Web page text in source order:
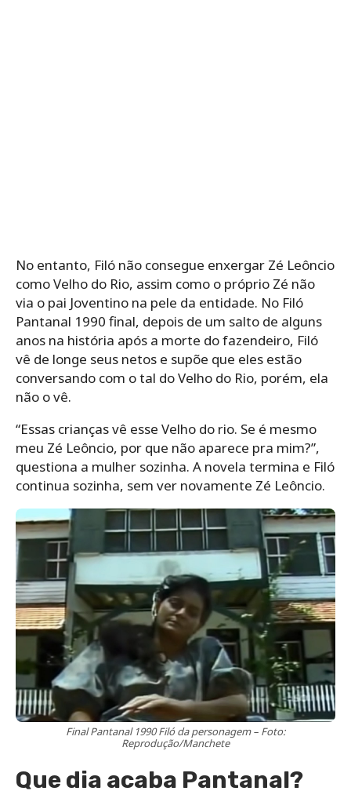
No entanto, Filó não consegue enxergar Zé Leôncio
como Velho do Rio, assim como o próprio Zé não
via o pai Joventino na pele da entidade. No Filó
Pantanal 1990 final, depois de um salto de alguns
anos na história após a morte do fazendeiro, Filó
vê de longe seus netos e supõe que eles estão
conversando com o tal do Velho do Rio, porém, ela
não o vê.
“Essas crianças vê esse Velho do rio. Se é mesmo
meu Zé Leôncio, por que não aparece pra mim?”,
questiona a mulher sozinha. A novela termina e Filó
continua sozinha, sem ver novamente Zé Leôncio.
Final Pantanal 1990 Filó da personagem – Foto:
Reprodução/Manchete
Que dia acaba Pantanal?